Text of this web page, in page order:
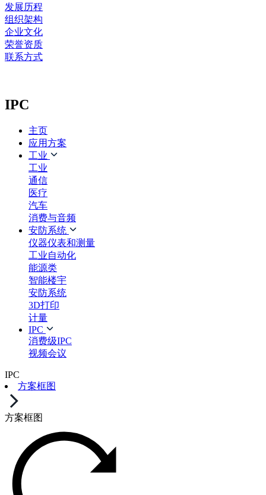
发展历程
组织架构
企业文化
荣誉资质
联系方式
IPC
主页
应用方案
工业
工业
通信
医疗
汽车
消费与音频
安防系统
仪器仪表和测量
工业自动化
能源类
智能楼宇
安防系统
3D打印
计量
IPC
消费级IPC
视频会议
IPC
方案框图
方案框图